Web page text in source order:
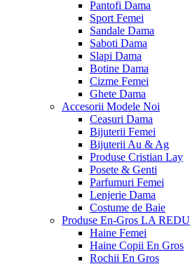
Pantofi Dama
Sport Femei
Sandale Dama
Saboti Dama
Slapi Dama
Botine Dama
Cizme Femei
Ghete Dama
Accesorii Modele Noi
Ceasuri Dama
Bijuterii Femei
Bijuterii Au & Ag
Produse Cristian Lay
Posete & Genti
Parfumuri Femei
Lenjerie Dama
Costume de Baie
Produse En-Gros LA
Haine Femei
Haine Copii En Gros
Rochii En Gros